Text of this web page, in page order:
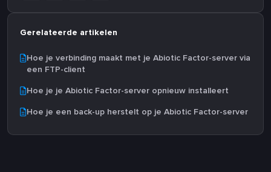
Gerelateerde artikelen
Hoe je verbinding maakt met je Abiotic Factor-server via
een FTP-client
Hoe je je Abiotic Factor-server opnieuw installeert
Hoe je een back-up herstelt op je Abiotic Factor-server